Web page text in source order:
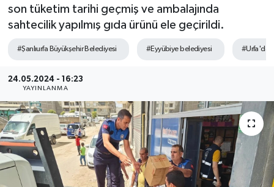
son tüketim tarihi geçmiş ve ambalajında
sahtecilik yapılmış gıda ürünü ele geçirildi.
#Şanlıurfa Büyükşehir Belediyesi #Eyyübiye belediyesi #Urfa'da
24.05.2024 - 16:23
YAYINLANMA